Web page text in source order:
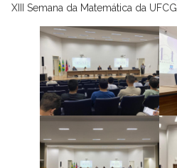
XIII Semana da Matemática da UFCG.